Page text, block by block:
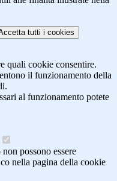
tutti i cookies
quali cookie consentire.
il funzionamento della
al funzionamento potete
possono essere
nella pagina della cookie